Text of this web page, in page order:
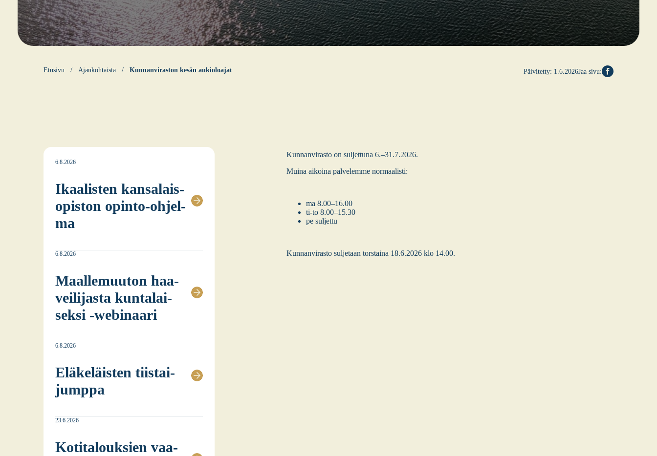
Etusi­vu Ajankohtaista Kun­nan­vi­ras­ton kesän aukio­loa­jat Päivitetty: 1.6.2026Jaa sivu:
6.8.2026
Ikaa­lis­ten kan­sa­lais­
opis­ton opin­to-ohjel­
ma
6.8.2026
Maal­le­muu­ton haa­
vei­li­jas­ta kun­ta­lai­
sek­si ‑webi­naa­ri
6.8.2026
Elä­ke­läis­ten tiis­tai­
jump­pa
23.6.2026
Koti­ta­louk­sien vaa­
Kun­nan­vi­ras­to on sul­jet­tu­na 6.–31.7.2026.
Mui­na aikoi­na pal­ve­lem­me nor­maa­lis­ti:
ma 8.00–16.00
ti-to 8.00–15.30
pe sul­jet­tu
Kun­nan­vi­ras­to sul­je­taan tors­tai­na 18.6.2026 klo 14.00.